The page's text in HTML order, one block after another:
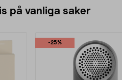
på vanliga saker
-25%